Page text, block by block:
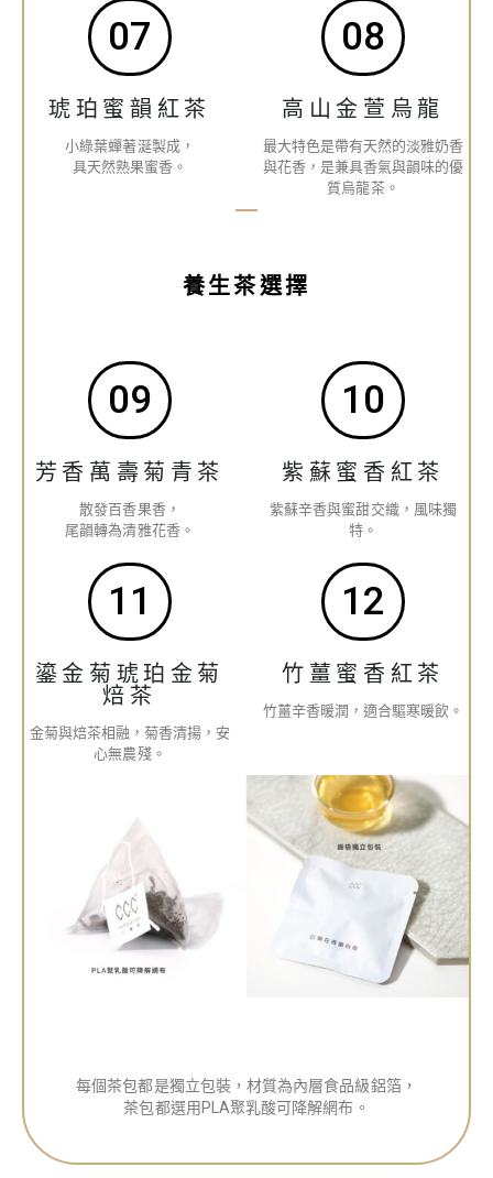
07
琥珀蜜韻紅茶
小綠葉蟬著涎製成，
具天然熟果蜜香。
08
高山金萱烏龍
最大特色是帶有天然的淡雅奶香
與花香，是兼具香氣與韻味的優
質烏龍茶。
養生茶選擇
09
芳香萬壽菊青茶
散發百香果香，
尾韻轉為清雅花香。
10
紫蘇蜜香紅茶
紫蘇辛香與蜜甜交織，風味獨
特。
11
鎏金菊琥珀金菊
焙茶
金菊與焙茶相融，菊香清揚，安
心無農殘。
12
竹薑蜜香紅茶
竹薑辛香暖潤，適合驅寒暖飲。
每個茶包都是獨立包裝，材質為內層食品級鋁箔，
茶包都選用PLA聚乳酸可降解網布。